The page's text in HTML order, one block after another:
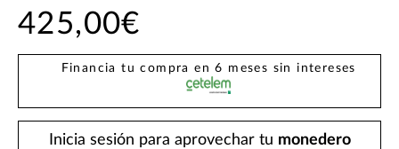
425,00€
Financia tu compra en 6 meses sin intereses
Inicia sesión para aprovechar tu monedero